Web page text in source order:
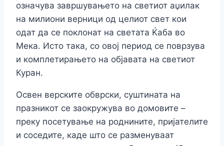
означува завршувањето на светиот аџилак
на милиони верници од целиот свет кои
одат да се поклонат на светата Ќаба во
Мека. Исто така, со овој период се поврзува
и комплетирањето на објавата на светиот
Куран.
Освен верските обврски, суштината на
празникот се заокружува во домовите –
преку посетување на роднините, пријателите
и соседите, каде што се разменуваат